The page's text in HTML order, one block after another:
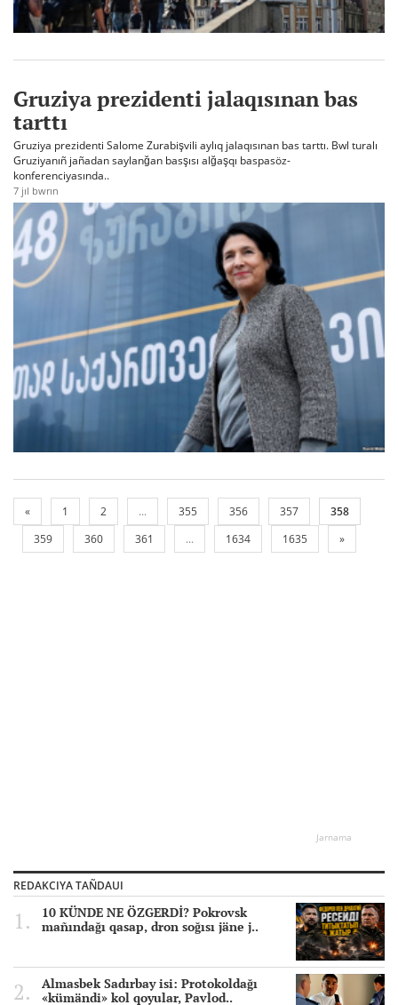
Gruziya prezidenti jalaqısınan bas
tarttı
Gruziya prezidenti Salome Zurabişvili aylıq jalaqısınan bas tarttı. Bwl turalı
Gruziyanıñ jañadan saylanğan basşısı alğaşqı baspasöz-
konferenciyasında..
7 jıl bwrın
« 1 2 ... 355 356 357
358
359
360 361 ... 1634 1635 »
Jarnama
REDAKCIYA TAÑDAUI
10 KÜNDE NE ÖZGERDİ? Pokrovsk
mañındağı qasap, dron soğısı jäne j..
Almasbek Sadırbay isi: Protokoldağı
«kümändi» kol qoyular, Pavlod..